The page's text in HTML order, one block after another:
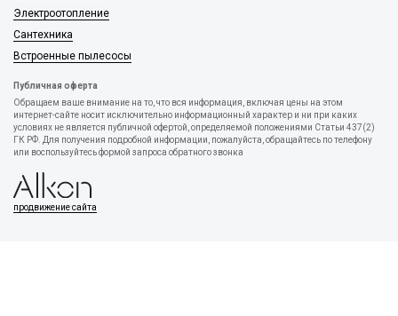
Электроотопление
Сантехника
Встроенные пылесосы
Публичная оферта
Обращаем ваше внимание на то, что вся информация, включая цены на этом
интернет-сайте носит исключительно информационный характер и ни при каких
условиях не является публичной офертой, определяемой положениями Статьи 437(2)
ГК РФ. Для получения подробной информации, пожалуйста, обращайтесь по телефону
или воспользуйтесь формой запроса обратного звонка
продвижение сайта